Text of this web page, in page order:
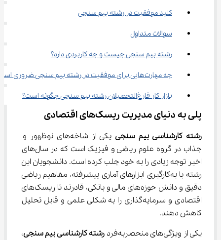
کلید موفقیت در رشته بیم سنجی
سوالات متداول
رشته بیم سنجی چیست و چه کاربردی دارد؟
چه مهارت‌هایی برای موفقیت در رشته بیم سنجی ضروری است؟
بازار کار فارغ‌التحصیلان رشته بیم سنجی چگونه است؟
پلی به دنیای مدیریت ریسک‌های اقتصادی
رشته کارشناسی بیم سنجی
یکی از شاخه‌های نوظهور و
جذاب در گروه علوم ریاضی و فیزیک است که در سال‌های
اخیر توجه زیادی را به خود جلب کرده است. دانشجویان این
رشته با به‌کارگیری ابزارهای آماری پیشرفته، مفاهیم ریاضی
دقیق و دانش حوزه‌های مالی و بانکی، قادرند تا ریسک‌های
اقتصادی و سرمایه‌گذاری را به شکلی علمی و قابل تحلیل
کاهش دهند.
یکی از ویژگی‌های منحصربه‌فرد
رشته کارشناسی بیم سنجی،